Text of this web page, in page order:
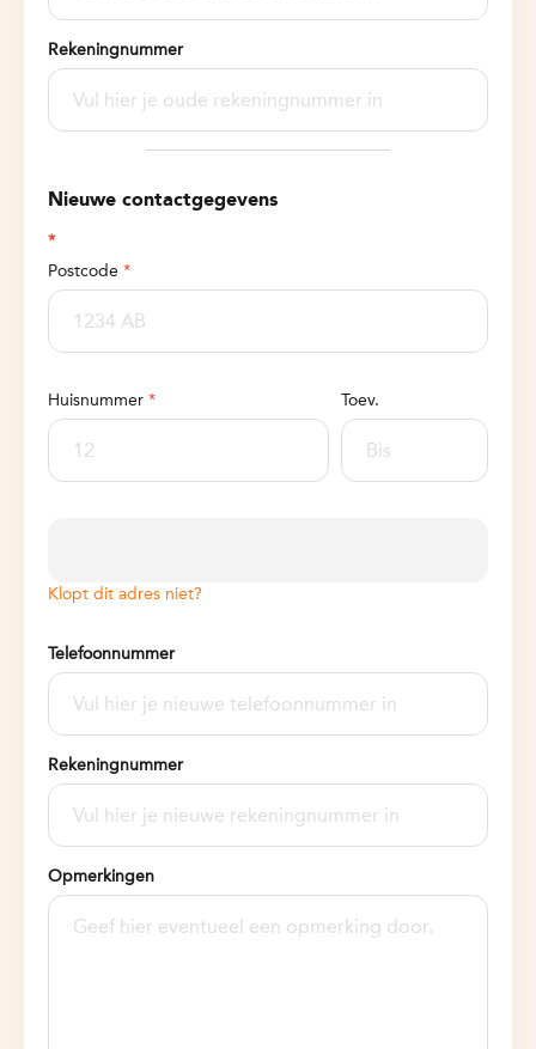
Rekeningnummer
Nieuwe contactgegevens
*
Postcode *
Huisnummer * Toev.
Klopt dit adres niet?
Telefoonnummer
Rekeningnummer
Opmerkingen